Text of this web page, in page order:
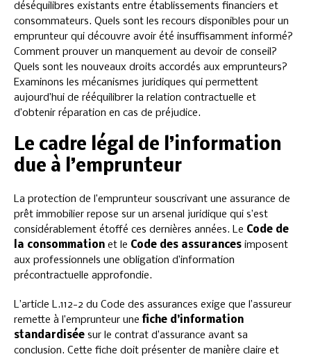
déséquilibres existants entre établissements financiers et
consommateurs. Quels sont les recours disponibles pour un
emprunteur qui découvre avoir été insuffisamment informé?
Comment prouver un manquement au devoir de conseil?
Quels sont les nouveaux droits accordés aux emprunteurs?
Examinons les mécanismes juridiques qui permettent
aujourd’hui de rééquilibrer la relation contractuelle et
d’obtenir réparation en cas de préjudice.
Le cadre légal de l’information
due à l’emprunteur
La protection de l’emprunteur souscrivant une assurance de
prêt immobilier repose sur un arsenal juridique qui s’est
considérablement étoffé ces dernières années. Le Code de
la consommation et le Code des assurances imposent
aux professionnels une obligation d’information
précontractuelle approfondie.
L’article L.112-2 du Code des assurances exige que l’assureur
remette à l’emprunteur unefiche d’information
standardisée sur le contrat d’assurance avant sa
conclusion. Cette fiche doit présenter de manière claire et